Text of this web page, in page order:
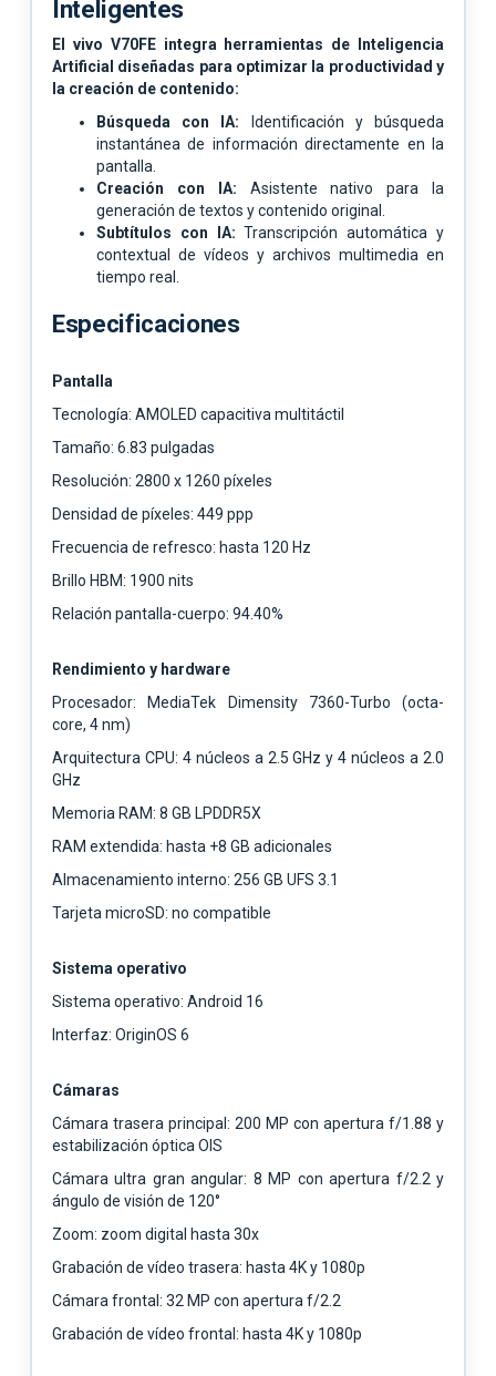
Inteligentes
El vivo V70FE integra herramientas de Inteligencia
Artificial diseñadas para optimizar la productividad y
la creación de contenido:
Búsqueda con IA:
Identificación y búsqueda
instantánea de información directamente en la
pantalla.
Creación con IA: Asistente nativo para la
generación de textos y contenido original.
Subtítulos con IA:Transcripción automática y
contextual de vídeos y archivos multimedia en
tiempo real.
Especificaciones
Pantalla
Tecnología: AMOLED capacitiva multitáctil
Tamaño: 6.83 pulgadas
Resolución: 2800 x 1260 píxeles
Densidad de píxeles: 449 ppp
Frecuencia de refresco: hasta 120 Hz
Brillo HBM: 1900 nits
Relación pantalla-cuerpo: 94.40%
Rendimiento y hardware
Procesador: MediaTek Dimensity 7360-Turbo (octa-
core, 4 nm)
Arquitectura CPU: 4 núcleos a 2.5 GHz y 4 núcleos a 2.0
GHz
Memoria RAM: 8 GB LPDDR5X
RAM extendida: hasta +8 GB adicionales
Almacenamiento interno: 256 GB UFS 3.1
Tarjeta microSD: no compatible
Sistema operativo
Sistema operativo: Android 16
Interfaz: OriginOS 6
Cámaras
Cámara trasera principal: 200 MP con apertura f/1.88 y
estabilización óptica OIS
Cámara ultra gran angular: 8 MP con apertura f/2.2 y
ángulo de visión de 120°
Zoom: zoom digital hasta 30x
Grabación de vídeo trasera: hasta 4K y 1080p
Cámara frontal: 32 MP con apertura f/2.2
Grabación de vídeo frontal: hasta 4K y 1080p